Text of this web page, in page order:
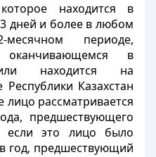
находится в
дней и более в любом
месячном периоде,
в
находится на
Республики Казахстан
лицо рассматривается
предшествующего
если это лицо было
год, предшествующий